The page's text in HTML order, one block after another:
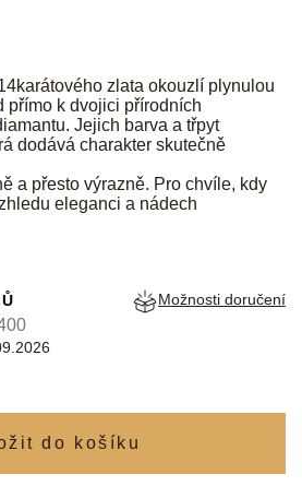
zlata okouzlí plynulou
přímo k dvojici přírodních
Jejich barva a třpyt
dodává charakter skutečně
a přesto výrazně. Pro chvíle, kdy
eleganci a nádech
Možnosti doručení